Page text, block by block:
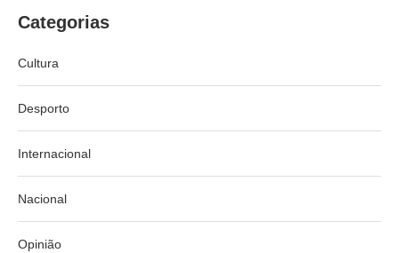
Categorias
Cultura
Desporto
Internacional
Nacional
Opinião